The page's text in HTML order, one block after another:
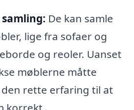
De kan samle
lige fra sofaer og
og reoler. Uanset
møblerne måtte
rette erfaring til at